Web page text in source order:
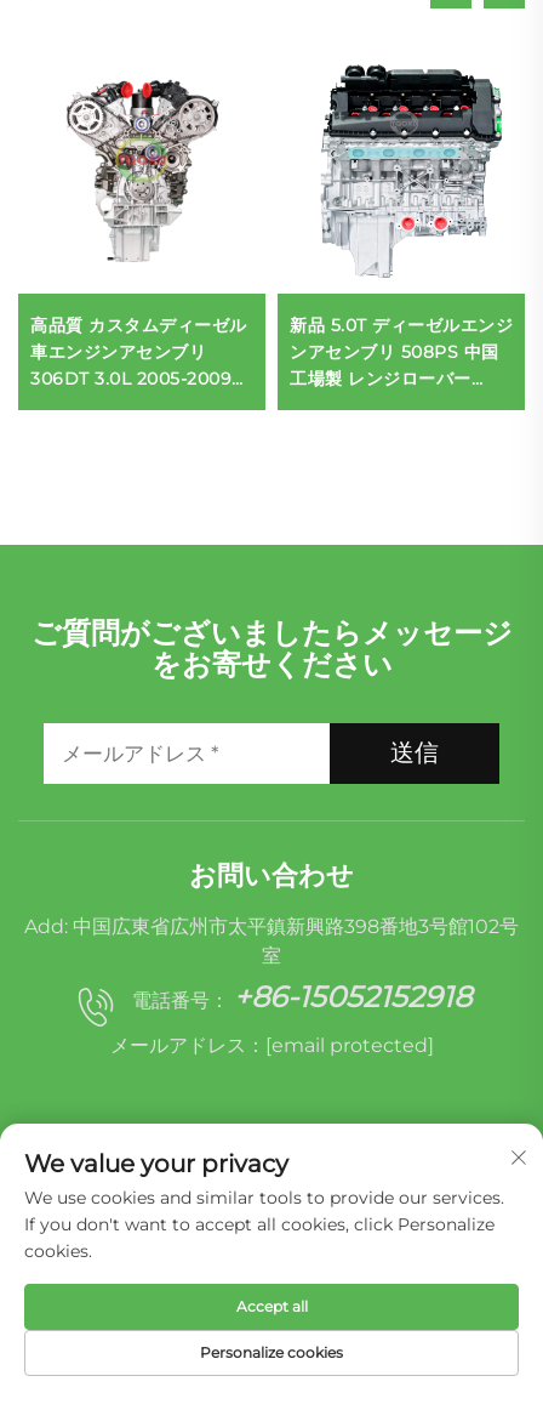
高品質 カスタムディーゼル
車エンジンアセンブリ
306DT 3.0L 2005-2009年
式 ランドローバー ディスカ
新品 5.0T ディーゼルエンジ
ンアセンブリ 508PS 中国
工場製 レンジローバー
L322 LR079067 LR011202
ご質問がございましたらメッセージ
をお寄せください
送信
お問い合わせ
Add: 中国広東省広州市太平鎮新興路398番地3号館102号
室
電話番号：
+86-15052152918
メールアドレス： [email protected]
Copyright © Miracle Oruide (guangzhou) Auto
Parts Remanufacturing Co., Ltd. - プライバシーポ
リシー
ホーム 製品 メールアドレス 電話番号
We value your privacy
We use cookies and similar tools to provide our services.
If you don't want to accept all cookies, click Personalize
cookies.
Personalize cookies
Accept all